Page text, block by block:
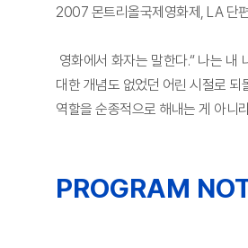
2007 몬트리올국제영화제, LA 단
영화에서 화자는 말한다.“ 나는 내
대한 개념도 없었던 어린 시절로
역할을 순종적으로 해내는 게 아니
PROGRAM